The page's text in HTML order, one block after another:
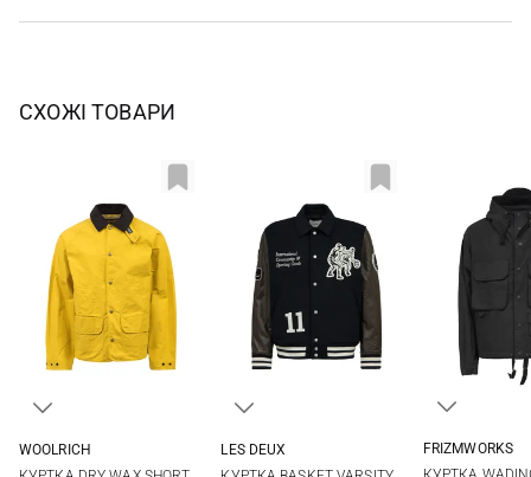
СХОЖІ ТОВАРИ
WOOLRICH
LES DEUX
FRIZMWORKS